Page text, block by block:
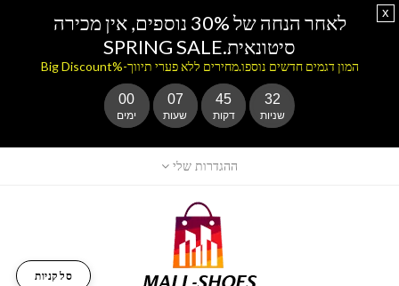
ההגדרות שלי
סל קניות
לאחר הנחה של 30% נוספים, אין מכירה
סיטונאית.SPRING SALE
המון דגמים חדשים נוספו.מחירים ללא פערי תיווך-%Big Discount
00
ימים
07
שעות
45
דקות
32
שניות
x